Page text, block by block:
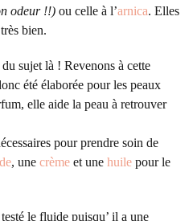
odeur !!) ou celle à l’arnica. Elles
bien.
sujet là ! Revenons à cette
été élaborée pour les peaux
elle aide la peau à retrouver
pour prendre soin de
, une crème et une huile pour le
le fluide puisqu’ il a une